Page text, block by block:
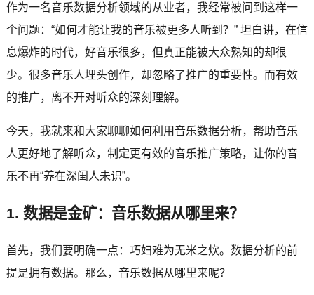
作为一名音乐数据分析领域的从业者，我经常被问到这样一
个问题：“如何才能让我的音乐被更多人听到？” 坦白讲，在信
息爆炸的时代，好音乐很多，但真正能被大众熟知的却很
少。很多音乐人埋头创作，却忽略了推广的重要性。而有效
的推广，离不开对听众的深刻理解。
今天，我就来和大家聊聊如何利用音乐数据分析，帮助音乐
人更好地了解听众，制定更有效的音乐推广策略，让你的音
乐不再“养在深闺人未识”。
1. 数据是金矿：音乐数据从哪里来？
首先，我们要明确一点：巧妇难为无米之炊。数据分析的前
提是拥有数据。那么，音乐数据从哪里来呢？